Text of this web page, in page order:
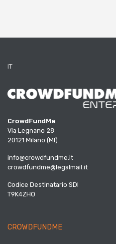
IT
CrowdFundMe
Via Legnano 28
20121 Milano (MI)
info@crowdfundme.it
crowdfundme@legalmail.it
Codice Destinatario SDI
T9K4ZHO
CROWDFUNDME